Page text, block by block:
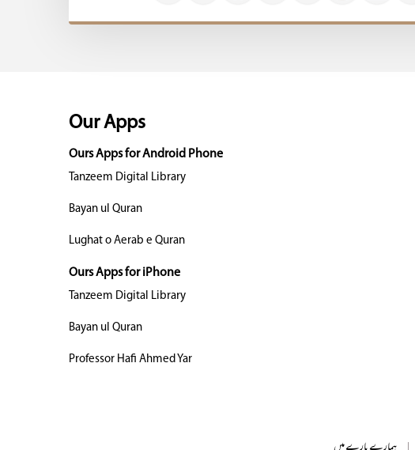
Our Apps
Ours Apps for Android Phone
Tanzeem Digital Library
Bayan ul Quran
Lughat o Aerab e Quran
Ours Apps for iPhone
Tanzeem Digital Library
Bayan ul Quran
Professor Hafi Ahmed Yar